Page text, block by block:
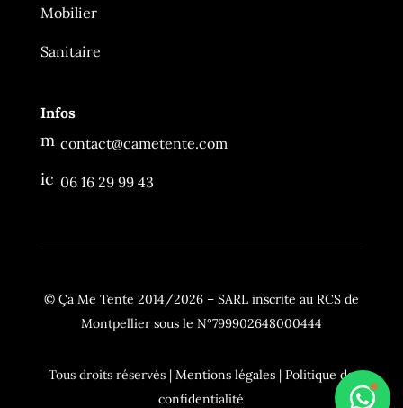
Mobilier
Sanitaire
Infos
m
sa
g
o
contact@cametente.com
ic
n
e
06 16 29 99 43
© Ça Me Tente 2014/2026 – SARL inscrite au RCS de
Montpellier sous le N°799902648000444
Tous droits réservés | Mentions légales| Politique de
confidentialité